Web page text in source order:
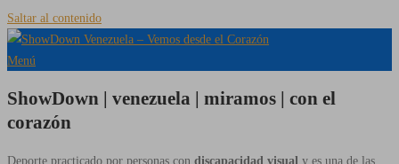
Saltar al contenido
Menú
ShowDown | venezuela | miramos | con el
corazón
Deporte practicado por personas con discapacidad visual y es una de las